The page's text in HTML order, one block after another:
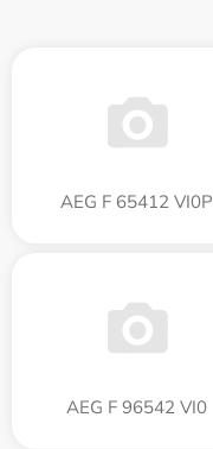
AEG F 65412 VI0P
AEG F 96542 VI0